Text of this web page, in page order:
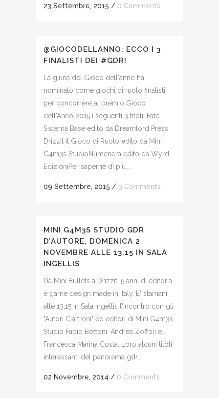
23 Settembre, 2015 / 0 Comments
@GIOCODELLANNO: ECCO I 3
FINALISTI DEI #GDR!
La giuria del Gioco dell'anno​ ha
nominato come giochi di ruolo finalisti
per concorrere al premio Gioco
dell'Anno 2015 i seguenti 3 titoli: Fate
Sistema Base edito da Dreamlord Press​
Drizzit​ il Gioco di Ruolo edito da Mini
G4m3s Studio​ Numenera​ edito da Wyrd
Edizioni​ Per saperne di più,...
09 Settembre, 2015 / 3 Comments
MINI G4M3S STUDIO GDR
D’AUTORE, DOMENICA 2
NOVEMBRE ALLE 13,15 IN SALA
INGELLIS
Da Mini Bullets a Drizzit, 5 anni di editoria
e game design made in Italy. E' stamani
alle 13,15 in Sala Ingellis l'incontro con gli
"Autori Cialtroni" ed editori di Mini G4m3s
Studio Fabio Bottoni, Andrea Zoffoli e
Francesca Marina Costa. Loro alcuni titoli
interessanti del panorama gdr...
02 Novembre, 2014 / 0 Comments